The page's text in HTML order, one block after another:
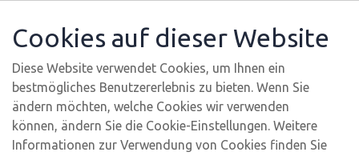
Cookies auf dieser Website
Diese Website verwendet Cookies, um Ihnen ein
bestmögliches Benutzererlebnis zu bieten. Wenn Sie
ändern möchten, welche Cookies wir verwenden
können, ändern Sie die Cookie-Einstellungen. Weitere
Informationen zur Verwendung von Cookies finden Sie